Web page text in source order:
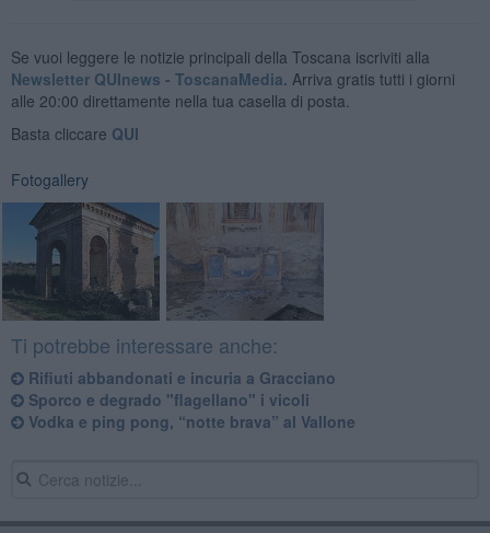
Se vuoi leggere le notizie principali della Toscana iscriviti alla
Newsletter QUInews - ToscanaMedia. Arriva gratis tutti i giorni
alle 20:00 direttamente nella tua casella di posta.
Basta cliccare QUI
Fotogallery
Ti potrebbe interessare anche:
Rifiuti abbandonati e incuria a Gracciano
Sporco e degrado "flagellano" i vicoli
Vodka e ping pong, “notte brava” al Vallone